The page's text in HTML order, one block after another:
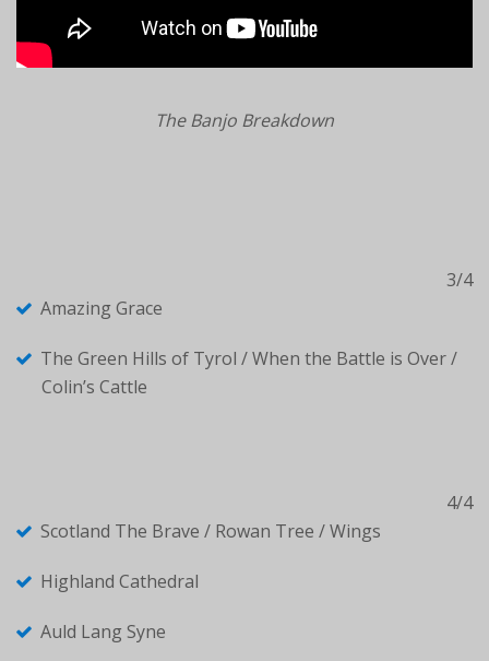
The Banjo Breakdown
3/4
Amazing Grace
The Green Hills of Tyrol / When the Battle is Over /
Colin’s Cattle
4/4
Scotland The Brave / Rowan Tree / Wings
Highland Cathedral
Auld Lang Syne